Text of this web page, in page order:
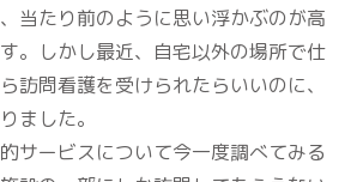
当たり前のように思い浮かぶのが高
。しかし最近、自宅以外の場所で仕
訪問看護を受けられたらいいのに、
ました。
サービスについて今一度調べてみる